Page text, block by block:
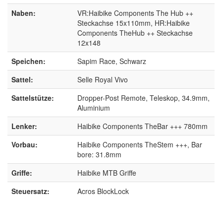
Naben:
VR:Haibike Components The Hub ++
Steckachse 15x110mm, HR:Haibike
Components TheHub ++ Steckachse
12x148
Speichen:
Sapim Race, Schwarz
Sattel:
Selle Royal Vivo
Sattelstütze:
Dropper-Post Remote, Teleskop, 34.9mm,
Aluminium
Lenker:
Haibike Components TheBar +++ 780mm
Vorbau:
Haibike Components TheStem +++, Bar
bore: 31.8mm
Griffe:
Haibike MTB Griffe
Steuersatz:
Acros BlockLock